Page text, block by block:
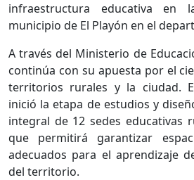
infraestructura educativa en
municipio de El Playón en el
A través del Ministerio de
continúa con su apuesta por el
territorios rurales y la ciudad.
inició la etapa de estudios y
integral de 12 sedes educativas
que permitirá garantizar
adecuados para el aprendizaje
del territorio.